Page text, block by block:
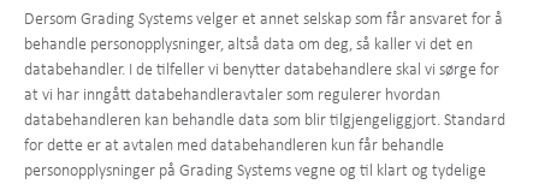
Dersom Grading Systems velger et annet selskap som får ansvaret for å
behandle personopplysninger, altså data om deg, så kaller vi det en
databehandler. I de tilfeller vi benytter databehandlere skal vi sørge for
at vi har inngått databehandleravtaler som regulerer hvordan
databehandleren kan behandle data som blir tilgjengeliggjort. Standard
for dette er at avtalen med databehandleren kun får behandle
personopplysninger på Grading Systems vegne og til klart og tydelige